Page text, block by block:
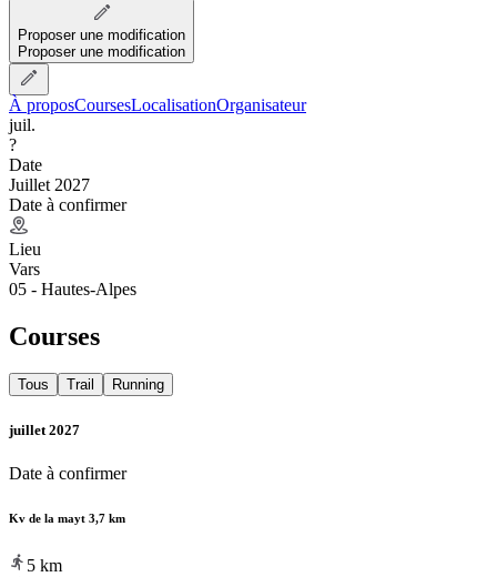
Proposer une modification
Proposer une modification
À proposCoursesLocalisationOrganisateur
juil.
?
Date
Juillet 2027
Date à confirmer
Lieu
Vars
05 - Hautes-Alpes
Courses
Tous Trail Running
juillet 2027
Date à confirmer
Kv de la mayt 3,7 km
5 km